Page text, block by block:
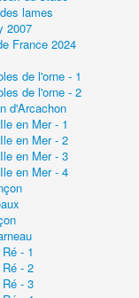
lames
2007
France 2024
de l'orne - 1
de l'orne - 2
d'Arcachon
en Mer - 1
en Mer - 2
en Mer - 3
en Mer - 4
- 1
- 2
- 3